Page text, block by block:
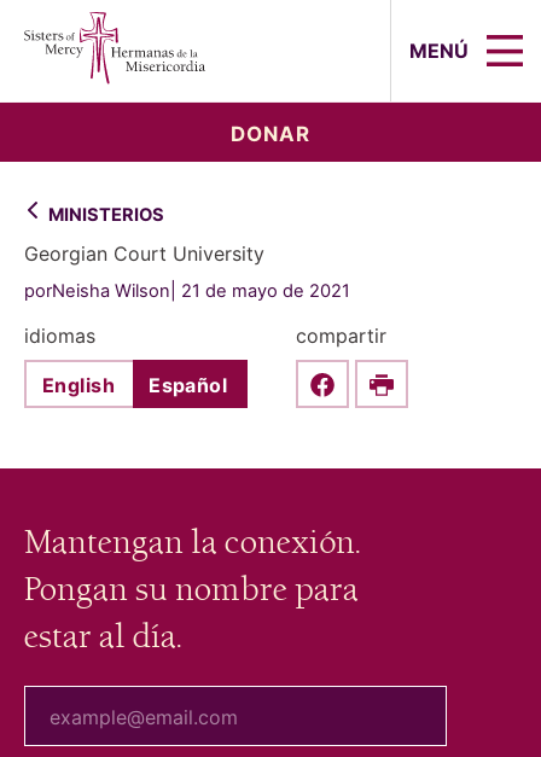
MENÚ
DONAR
MINISTERIOS
Georgian Court University
porNeisha Wilson 21 de mayo de 2021
idiomas
English Español
compartir
Share this on Facebook
Print
Mantengan la conexión.
Pongan su nombre para
estar al día.